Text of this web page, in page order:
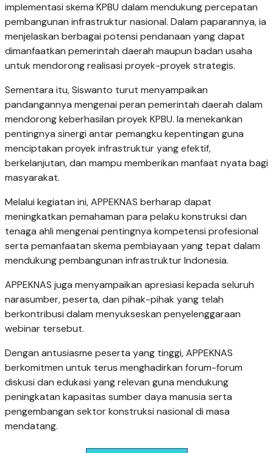
implementasi skema KPBU dalam mendukung percepatan
pembangunan infrastruktur nasional. Dalam paparannya, ia
menjelaskan berbagai potensi pendanaan yang dapat
dimanfaatkan pemerintah daerah maupun badan usaha
untuk mendorong realisasi proyek-proyek strategis.
Sementara itu, Siswanto turut menyampaikan
pandangannya mengenai peran pemerintah daerah dalam
mendorong keberhasilan proyek KPBU. Ia menekankan
pentingnya sinergi antar pemangku kepentingan guna
menciptakan proyek infrastruktur yang efektif,
berkelanjutan, dan mampu memberikan manfaat nyata bagi
masyarakat.
Melalui kegiatan ini, APPEKNAS berharap dapat
meningkatkan pemahaman para pelaku konstruksi dan
tenaga ahli mengenai pentingnya kompetensi profesional
serta pemanfaatan skema pembiayaan yang tepat dalam
mendukung pembangunan infrastruktur Indonesia.
APPEKNAS juga menyampaikan apresiasi kepada seluruh
narasumber, peserta, dan pihak-pihak yang telah
berkontribusi dalam menyukseskan penyelenggaraan
webinar tersebut.
Dengan antusiasme peserta yang tinggi, APPEKNAS
berkomitmen untuk terus menghadirkan forum-forum
diskusi dan edukasi yang relevan guna mendukung
peningkatan kapasitas sumber daya manusia serta
pengembangan sektor konstruksi nasional di masa
mendatang.